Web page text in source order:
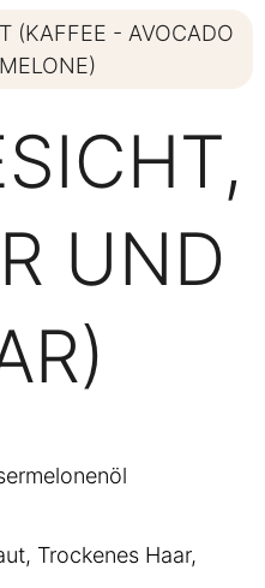
(KAFFEE - AVOCADO
UND
Trockenes Haar,